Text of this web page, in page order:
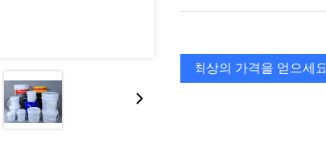
최상의 가격을 얻으세요